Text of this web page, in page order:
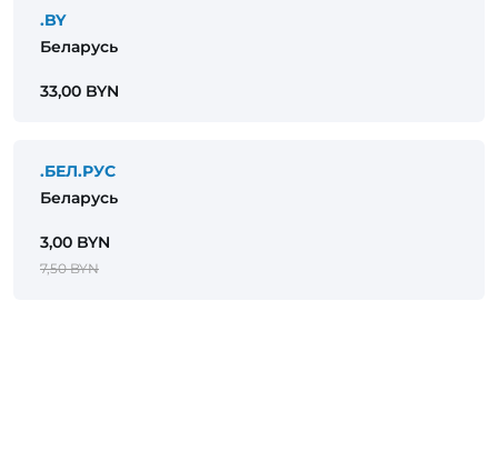
.BY
Беларусь
33,00 BYN
.БЕЛ.РУС
Беларусь
3,00 BYN
7,50 BYN